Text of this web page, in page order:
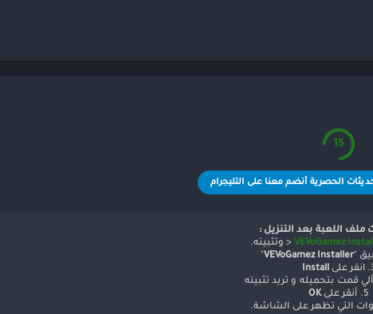
15
الحصرية أنضم معنا على التليجرام
ملف اللعبة بعد التنزيل :
VEVoGamez < وتثبيته.
VEVoGamez Installer
"
Install
5. أنقر على
OK